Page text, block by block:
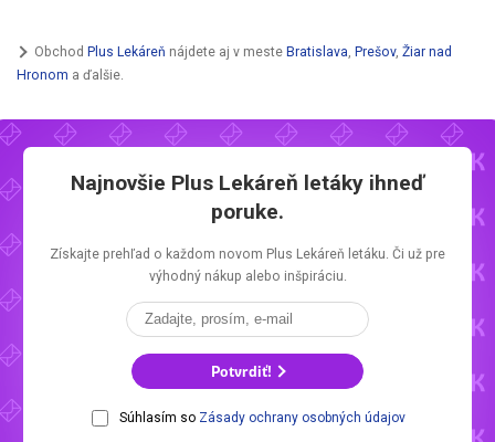
Obchod Plus Lekáreň nájdete aj v meste Bratislava, Prešov, Žiar nad
Hronom a ďalšie.
Najnovšie Plus Lekáreň letáky ihneď
poruke.
Získajte prehľad o každom novom Plus Lekáreň letáku. Či už pre
výhodný nákup alebo inšpiráciu.
Potvrdiť!
Súhlasím so Zásady ochrany osobných údajov